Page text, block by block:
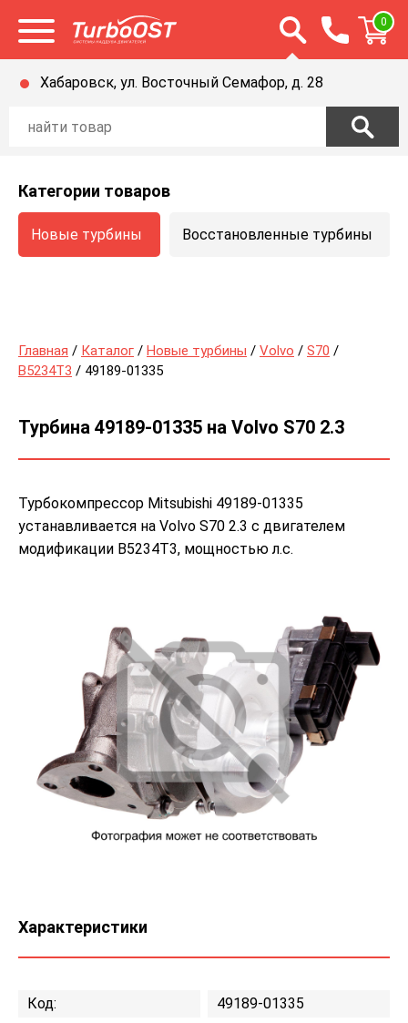
Открыть меню Открыть строку
0
Хабаровск, ул. Восточный Семафор, д. 28
Категории товаров
Новые турбины Восстановленные турбины
Главная / Каталог / Новые турбины / Volvo / S70 /
B5234T3 / 49189-01335
Турбина 49189-01335 на Volvo S70 2.3
Турбокомпрессор Mitsubishi 49189-01335
устанавливается на Volvo S70 2.3 с двигателем
модификации B5234T3, мощностью л.с.
Характеристики
Код: 49189-01335